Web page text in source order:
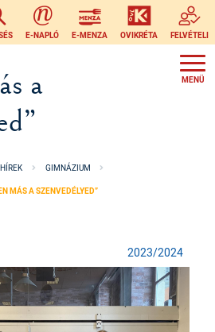
E-NAPLÓ E-MENZA OVIKRÉTA FELVÉTELI
a
HÍREK GIMNÁZIUM
MÁS A SZENVEDÉLYED”
2023/2024